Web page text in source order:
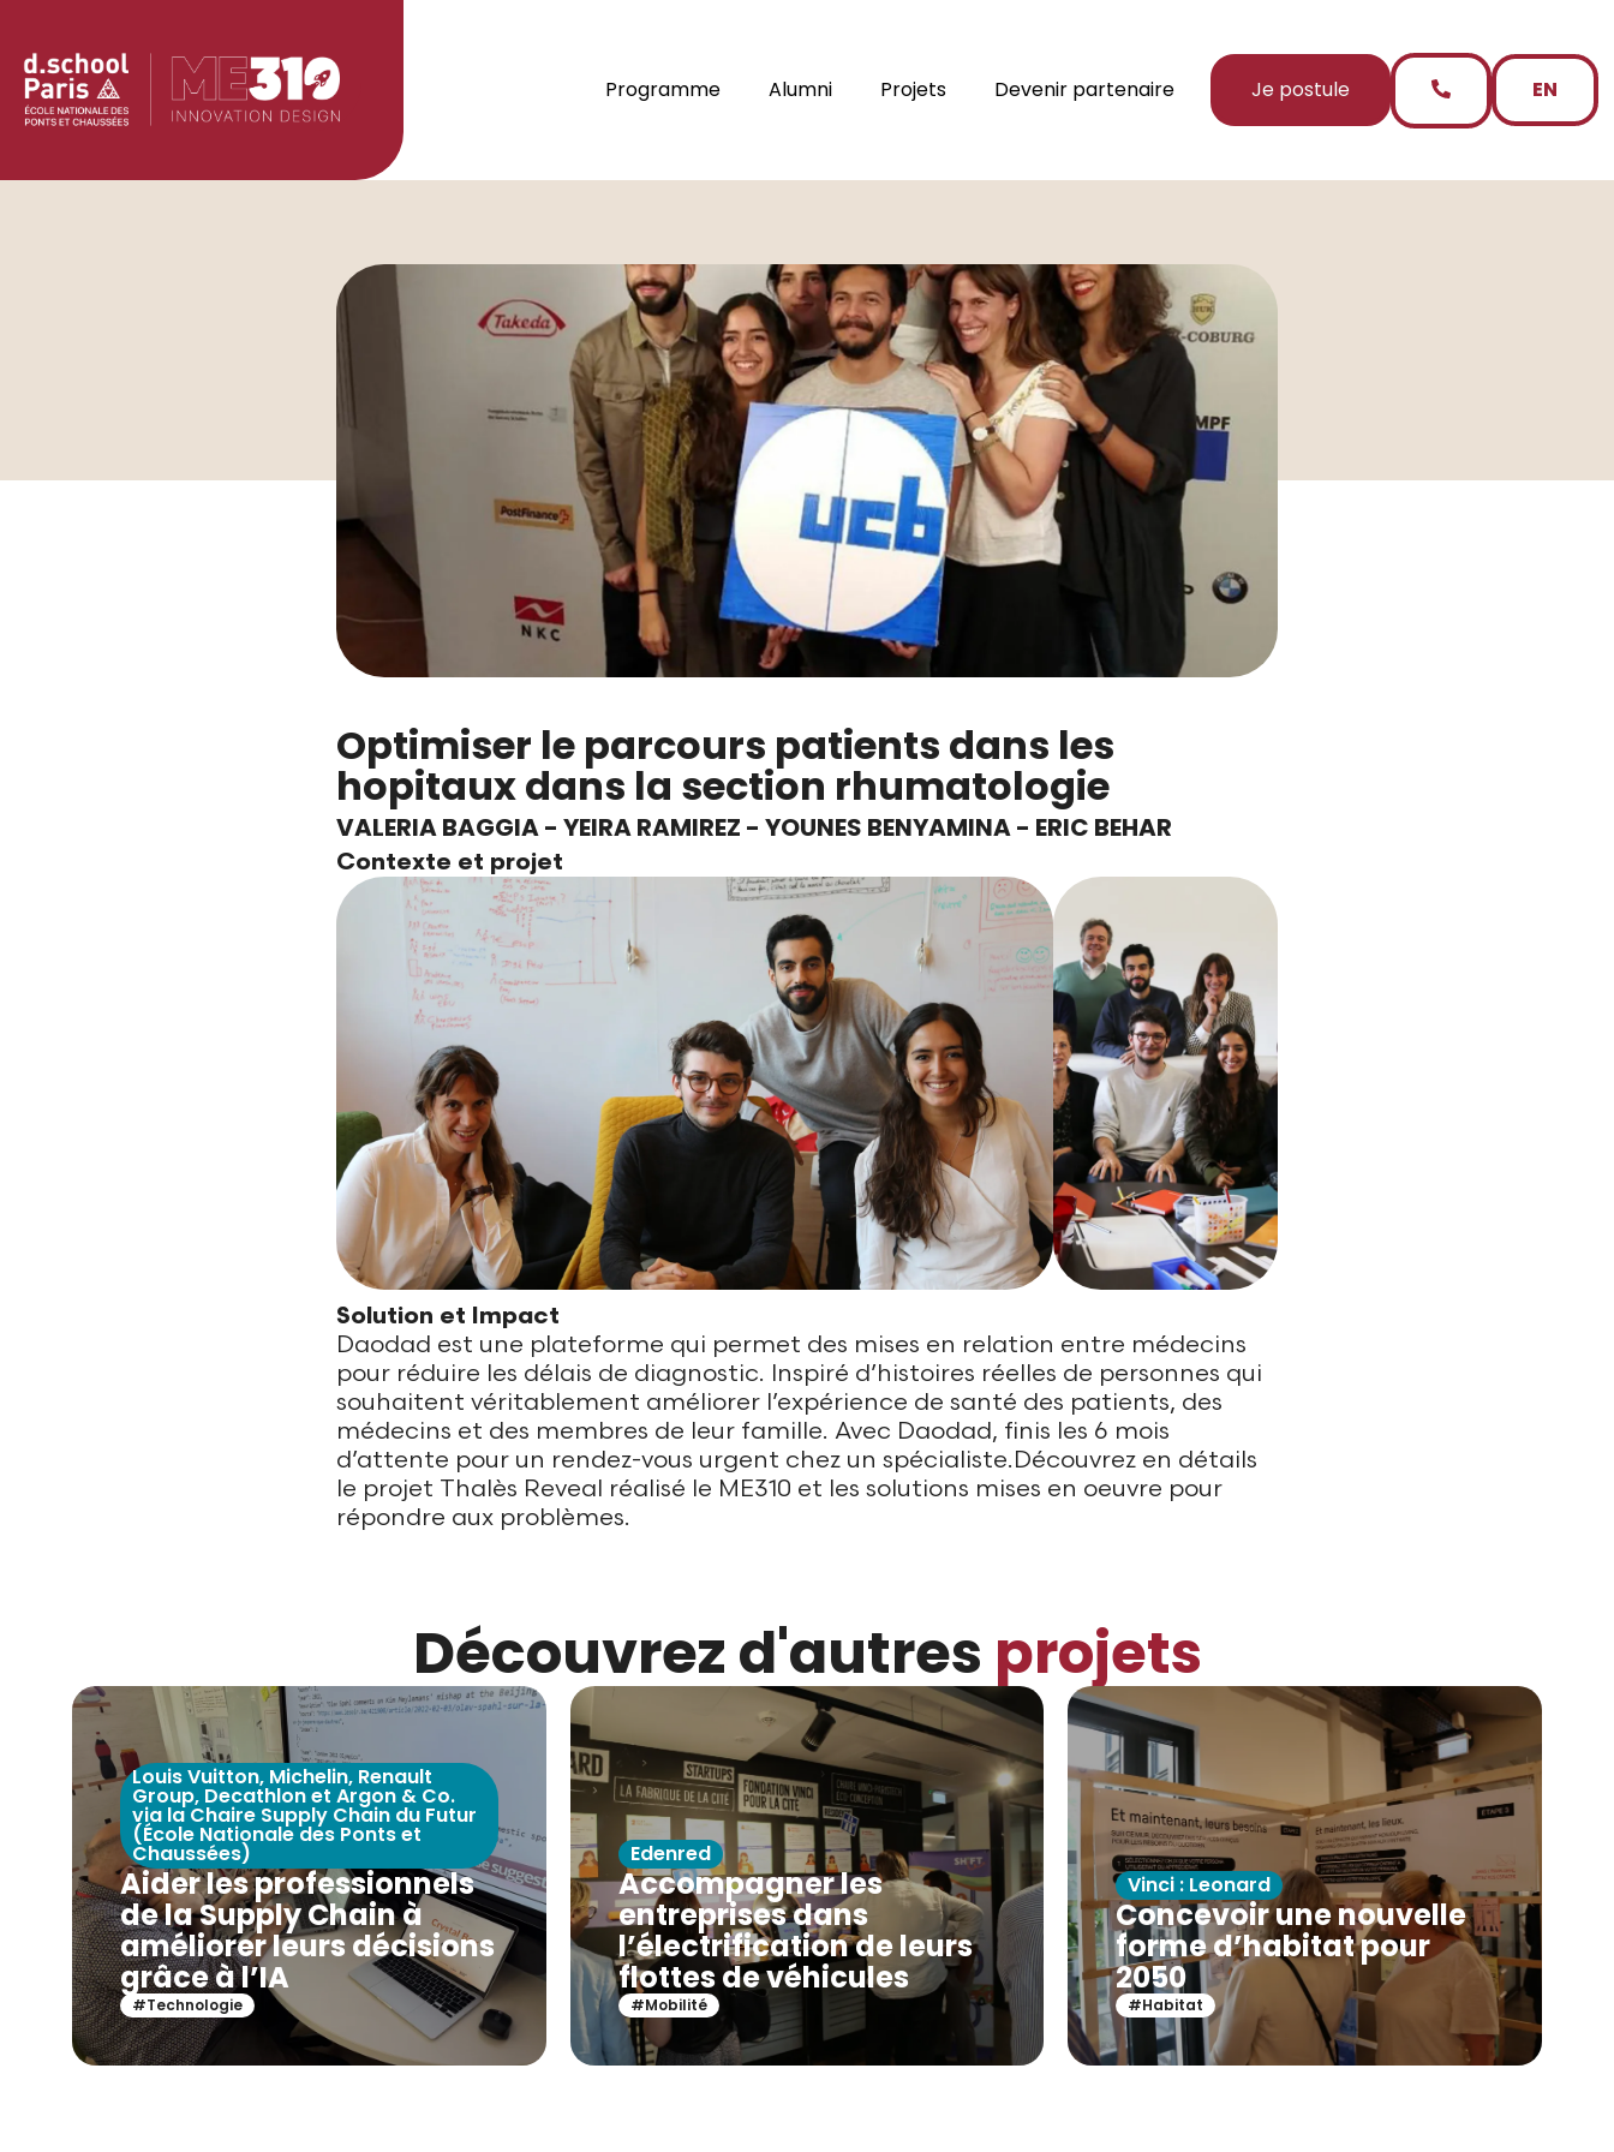
Programme Alumni Projets Devenir partenaire Je postule EN
Optimiser le parcours patients dans les
hopitaux dans la section rhumatologie
VALERIA BAGGIA - YEIRA RAMIREZ - YOUNES BENYAMINA - ERIC BEHAR
Contexte et projet
Solution et Impact
Daodad est une plateforme qui permet des mises en relation entre médecins
pour réduire les délais de diagnostic. Inspiré d’histoires réelles de personnes qui
souhaitent véritablement améliorer l’expérience de santé des patients, des
médecins et des membres de leur famille. Avec Daodad, finis les 6 mois
d’attente pour un rendez-vous urgent chez un spécialiste.Découvrez en détails
le projet Thalès Reveal réalisé le ME310 et les solutions mises en oeuvre pour
répondre aux problèmes.
Découvrez d'autres projets
Louis Vuitton, Michelin, Renault
Group, Decathlon et Argon & Co.
via la Chaire Supply Chain du Futur
(École Nationale des Ponts et
Chaussées)
Aider les professionnels
de la Supply Chain à
améliorer leurs décisions
grâce à l’IA
#Technologie
Edenred
Accompagner les
entreprises dans
l’électrification de leurs
flottes de véhicules
#Mobilité
Vinci : Leonard
Concevoir une nouvelle
forme d’habitat pour
2050
#Habitat